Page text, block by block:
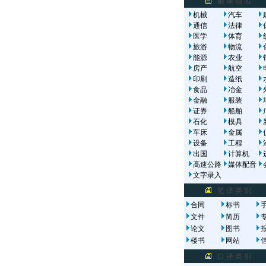
机械
汽车
通信
法律
医学
体育
旅游
物流
能源
农业
房产
航空
印刷
造纸
食品
冶金
金融
服装
证券
船舶
石化
模具
车床
金属
设备
工程
出国
计算机
高速公路
媒体配音
文字录入
笔 译 类 别
合同
标书
文件
简历
论文
图书
楼书
网站
口 译 类 别